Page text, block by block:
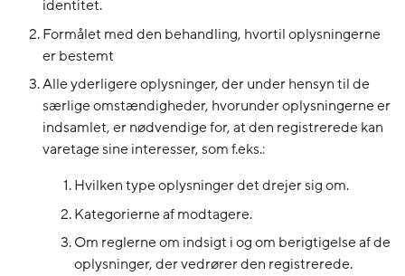
identitet.
Formålet med den behandling, hvortil oplysningerne
er bestemt
Alle yderligere oplysninger, der under hensyn til de
særlige omstændigheder, hvorunder oplysningerne er
indsamlet, er nødvendige for, at den registrerede kan
varetage sine interesser, som f.eks.:
Hvilken type oplysninger det drejer sig om.
Kategorierne af modtagere.
Om reglerne om indsigt i og om berigtigelse af de
oplysninger, der vedrører den registrerede.